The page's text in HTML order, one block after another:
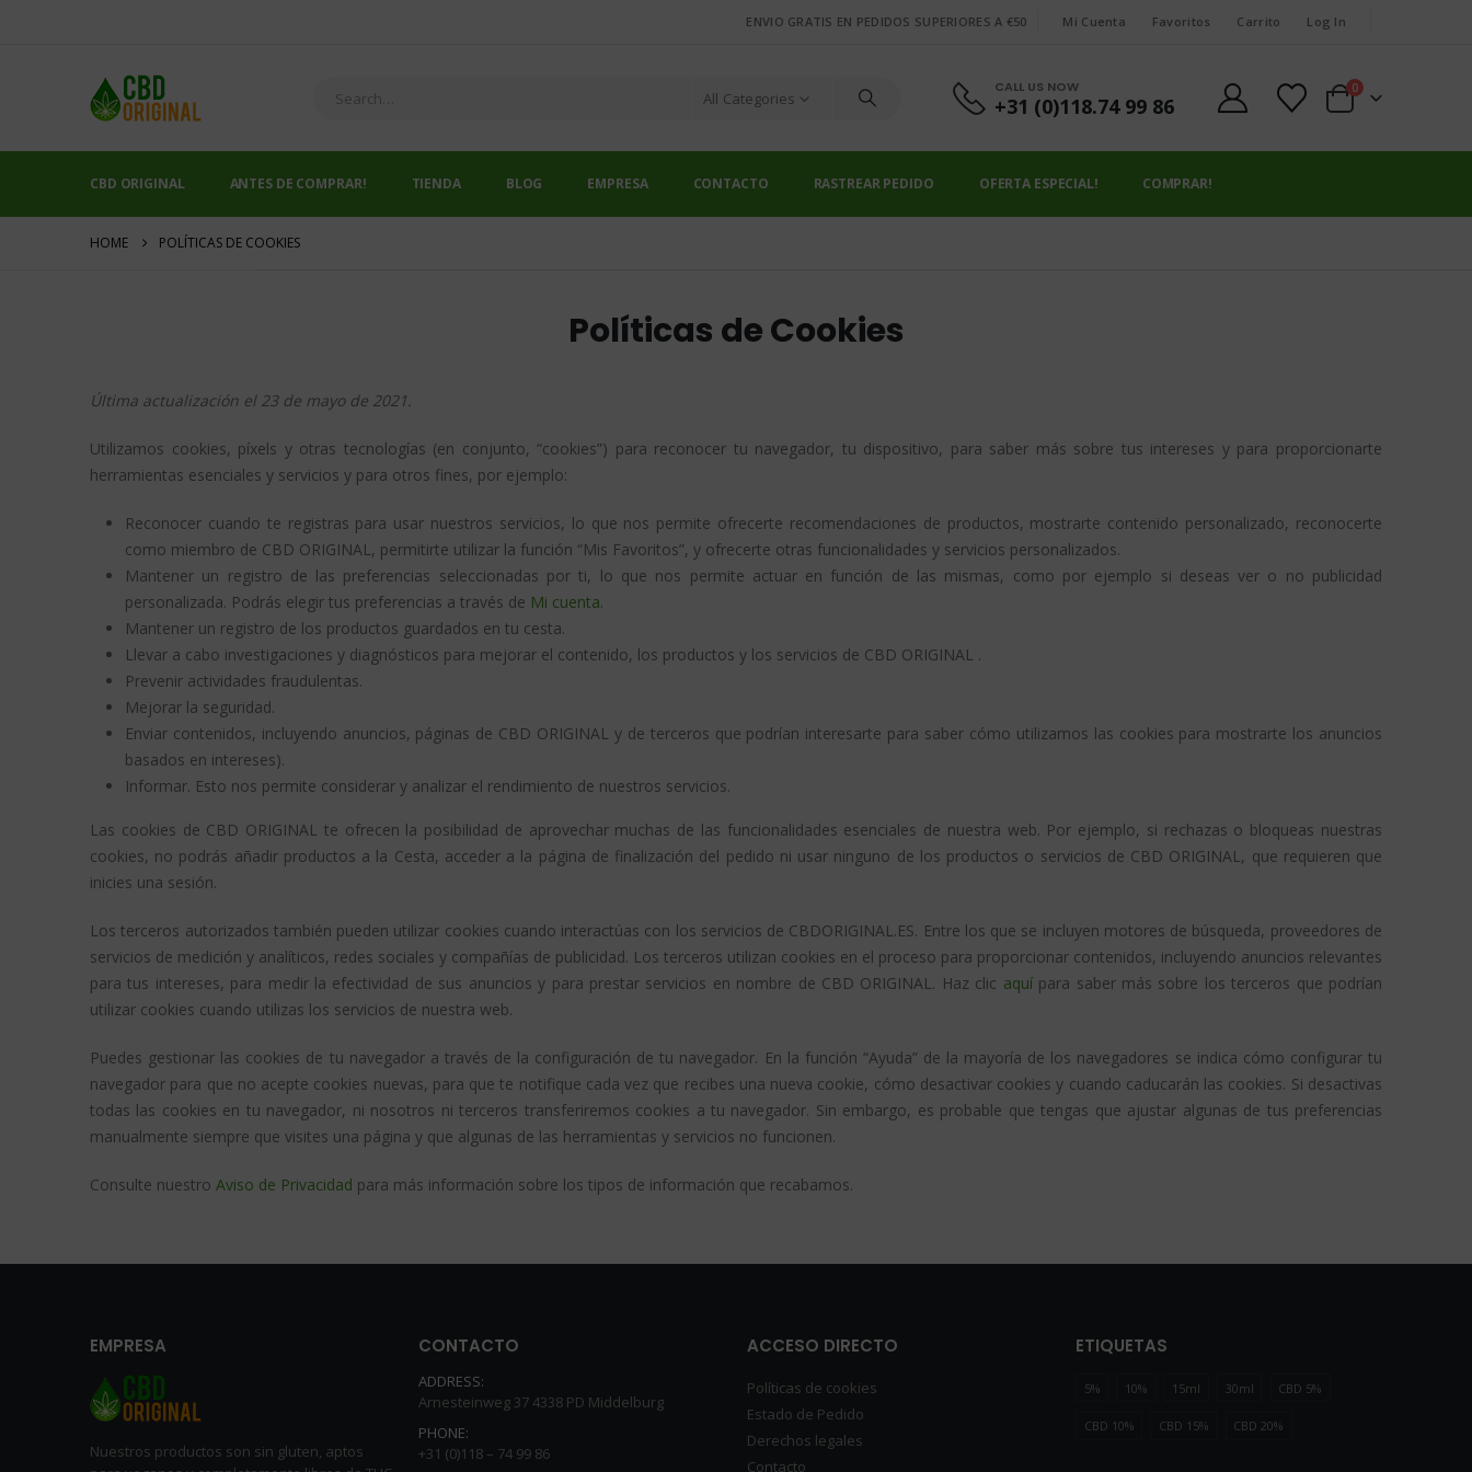
ENVIO GRATIS EN PEDIDOS SUPERIORES A €50 Mi Cuenta Favoritos Carrito Log In
All Categories
CALL US NOW
+31 (0)118.74 99 86
0
CBD ORIGINAL ANTES DE COMPRAR! TIENDA BLOG EMPRESA CONTACTO RASTREAR PEDIDO OFERTA ESPECIAL! COMPRAR!
HOME POLÍTICAS DE COOKIES
Políticas de Cookies
Última actualización el 23 de mayo de 2021.
Utilizamos cookies, píxels y otras tecnologías (en conjunto, “cookies”) para reconocer tu navegador, tu dispositivo, para saber más sobre tus intereses y para proporcionarte
herramientas esenciales y servicios y para otros fines, por ejemplo:
Reconocer cuando te registras para usar nuestros servicios, lo que nos permite ofrecerte recomendaciones de productos, mostrarte contenido personalizado, reconocerte
como miembro de CBD ORIGINAL, permitirte utilizar la función “Mis Favoritos”, y ofrecerte otras funcionalidades y servicios personalizados.
Mantener un registro de las preferencias seleccionadas por ti, lo que nos permite actuar en función de las mismas, como por ejemplo si deseas ver o no publicidad
personalizada. Podrás elegir tus preferencias a través de Mi cuenta.
Mantener un registro de los productos guardados en tu cesta.
Llevar a cabo investigaciones y diagnósticos para mejorar el contenido, los productos y los servicios de CBD ORIGINAL .
Prevenir actividades fraudulentas.
Mejorar la seguridad.
Enviar contenidos, incluyendo anuncios, páginas de CBD ORIGINAL y de terceros que podrían interesarte para saber cómo utilizamos las cookies para mostrarte los anuncios
basados en intereses).
Informar. Esto nos permite considerar y analizar el rendimiento de nuestros servicios.
Las cookies de CBD ORIGINAL te ofrecen la posibilidad de aprovechar muchas de las funcionalidades esenciales de nuestra web. Por ejemplo, si rechazas o bloqueas nuestras
cookies, no podrás añadir productos a la Cesta, acceder a la página de finalización del pedido ni usar ninguno de los productos o servicios de CBD ORIGINAL, que requieren que
inicies una sesión.
Los terceros autorizados también pueden utilizar cookies cuando interactúas con los servicios de CBDORIGINAL.ES. Entre los que se incluyen motores de búsqueda, proveedores de
servicios de medición y analíticos, redes sociales y compañías de publicidad. Los terceros utilizan cookies en el proceso para proporcionar contenidos, incluyendo anuncios relevantes
para tus intereses, para medir la efectividad de sus anuncios y para prestar servicios en nombre de CBD ORIGINAL. Haz clic aquípara saber más sobre los terceros que podrían
utilizar cookies cuando utilizas los servicios de nuestra web.
Puedes gestionar las cookies de tu navegador a través de la configuración de tu navegador. En la función “Ayuda” de la mayoría de los navegadores se indica cómo configurar tu
navegador para que no acepte cookies nuevas, para que te notifique cada vez que recibes una nueva cookie, cómo desactivar cookies y cuando caducarán las cookies. Si desactivas
todas las cookies en tu navegador, ni nosotros ni terceros transferiremos cookies a tu navegador. Sin embargo, es probable que tengas que ajustar algunas de tus preferencias
manualmente siempre que visites una página y que algunas de las herramientas y servicios no funcionen.
Consulte nuestro Aviso de Privacidad para más información sobre los tipos de información que recabamos.
EMPRESA
Nuestros productos son sin gluten, aptos
CONTACTO
ADDRESS:
Arnesteinweg 37 4338 PD Middelburg
PHONE:
+31 (0)118 – 74 99 86
ACCESO DIRECTO
Políticas de cookies
Estado de Pedido
Derechos legales
Contacto
ETIQUETAS
5% 10% 15ml 30ml CBD 5%
CBD 10% CBD 15% CBD 20%